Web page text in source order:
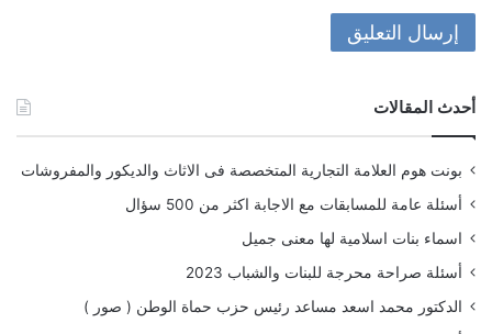
أحدث المقالات
بونت هوم العلامة التجارية المتخصصة فى الاثاث والديكور والمفروشات
أسئلة عامة للمسابقات مع الاجابة اكثر من 500 سؤال
اسماء بنات اسلامية لها معنى جميل
أسئلة صراحة محرجة للبنات والشباب 2023
الدكتور محمد اسعد مساعد رئيس حزب حماة الوطن ( صور )